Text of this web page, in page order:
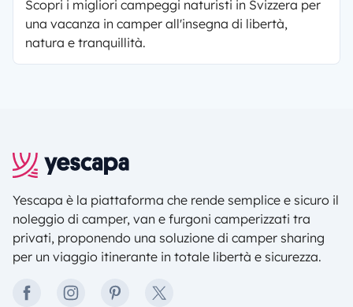
Scopri i migliori campeggi naturisti in Svizzera per
una vacanza in camper all'insegna di libertà,
natura e tranquillità.
Yescapa è la piattaforma che rende semplice e sicuro il
noleggio di camper, van e furgoni camperizzati tra
privati, proponendo una soluzione di camper sharing
per un viaggio itinerante in totale libertà e sicurezza.
facebookinstagrampinteresttwitter